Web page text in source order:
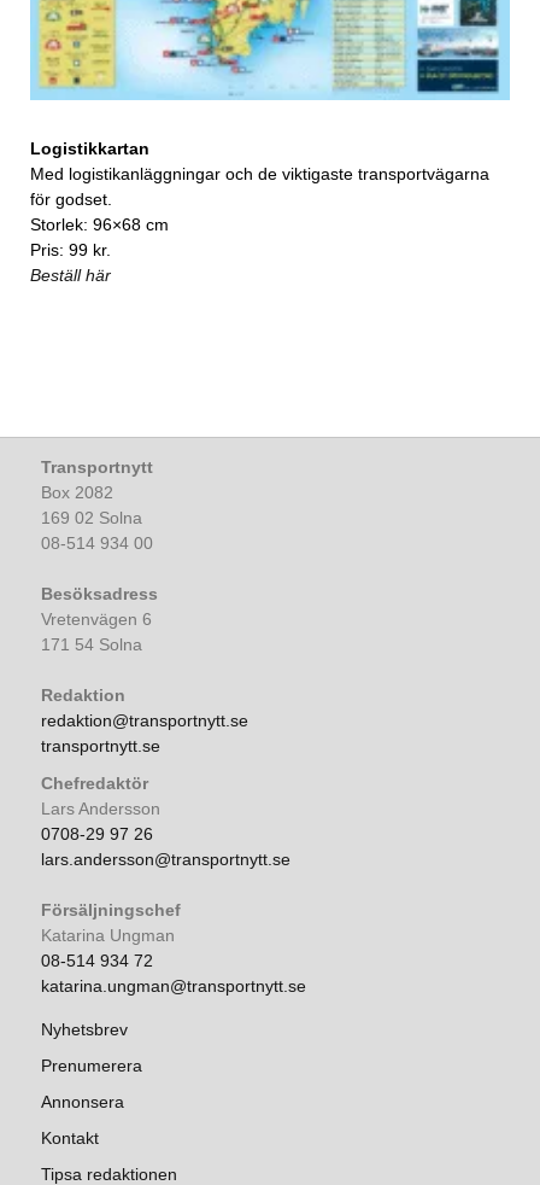
Logistikkartan
Med logistikanläggningar och de viktigaste transportvägarna
för godset.
Storlek: 96×68 cm
Pris: 99 kr.
Beställ här
Transportnytt
Box 2082
169 02 Solna
08-514 934 00
Besöksadress
Vretenvägen 6
171 54 Solna
Redaktion
redaktion@transportnytt.se
transportnytt.se
Chefredaktör
Lars Andersson
0708-29 97 26
lars.andersson@transportnytt.se
Försäljningschef
Katarina Ungman
08-514 934 72
katarina.ungman@transportnytt.se
Nyhetsbrev
Prenumerera
Annonsera
Kontakt
Tipsa redaktionen